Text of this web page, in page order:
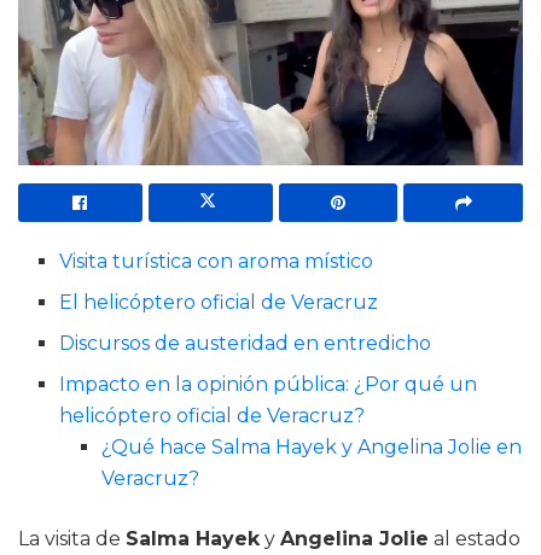
Visita turística con aroma místico
El helicóptero oficial de Veracruz
Discursos de austeridad en entredicho
Impacto en la opinión pública: ¿Por qué un
helicóptero oficial de Veracruz?
¿Qué hace Salma Hayek y Angelina Jolie en
Veracruz?
La visita de Salma Hayek y Angelina Jolie al estado